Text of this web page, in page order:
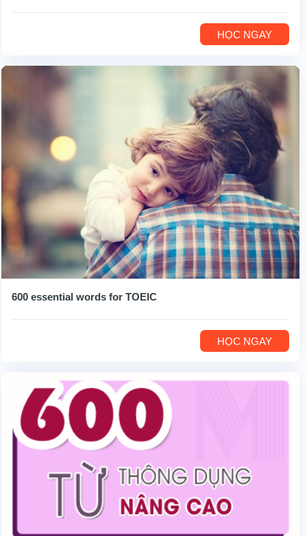
HỌC NGAY
600 essential words for TOEIC
HỌC NGAY